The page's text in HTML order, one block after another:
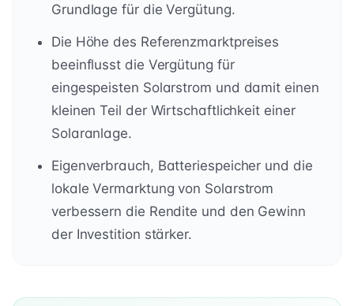
Grundlage für die Vergütung.
Die Höhe des Referenzmarktpreises
beeinflusst die Vergütung für
eingespeisten Solarstrom und damit einen
kleinen Teil der Wirtschaftlichkeit einer
Solaranlage.
Eigenverbrauch, Batteriespeicher und die
lokale Vermarktung von Solarstrom
verbessern die Rendite und den Gewinn
der Investition stärker.